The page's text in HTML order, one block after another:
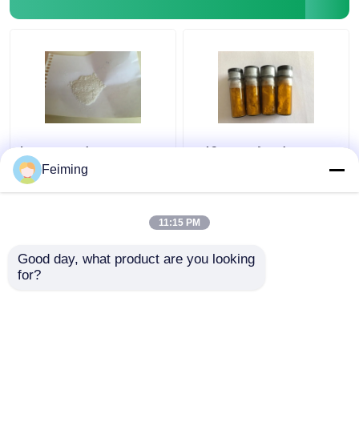
Άσπρη σκόνη CAS
342638-54-4
C36H24N2 υλικών μ-
Ιρίδιο IR υλικών CAS
Feiming
11:15 PM
Good day, what product are you looking
for?